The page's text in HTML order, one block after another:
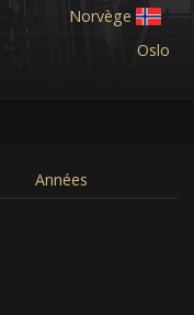
Norvège
Oslo
Années